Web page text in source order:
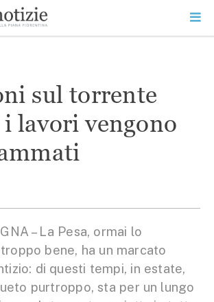
sul torrente
i lavori vengono
– La Pesa, ormai lo
bene, ha un marcato
di questi tempi, in estate,
purtroppo, sta per un lungo